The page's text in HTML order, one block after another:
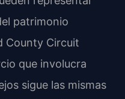
patrimonio
County Circuit
que involucra
sigue las mismas